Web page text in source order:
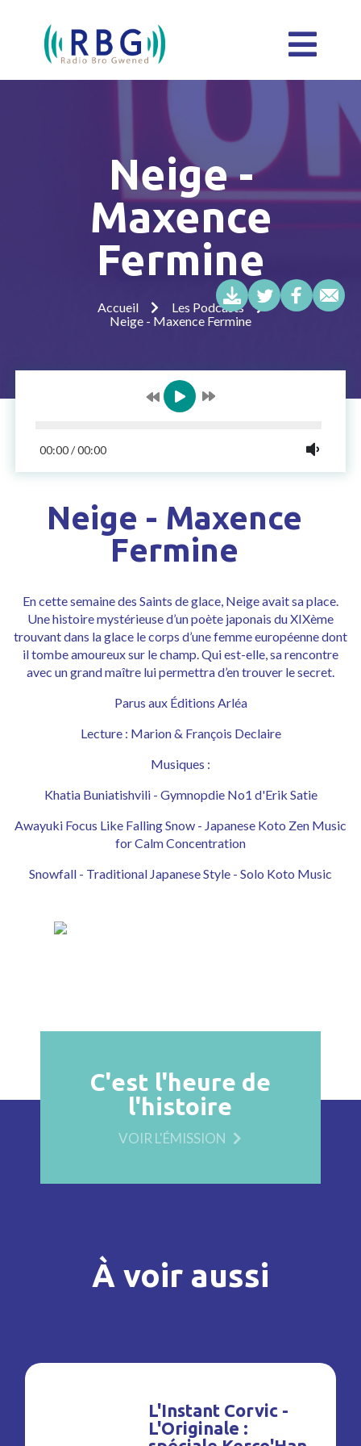
Neige -
Maxence
Fermine
Accueil
Les Podcasts
Neige - Maxence Fermine
00:00/00:00
Neige - Maxence
Fermine
En cette semaine des Saints de glace, Neigeavait sa place.
Une histoire mystérieuse d’un poète japonais du XIXème
trouvant dans la glace le corps d’une femme européenne dont
il tombe amoureux sur le champ. Qui est-elle, sa rencontre
avec un grand maître lui permettra d’en trouver le secret.
Parus aux Éditions Arléa
Lecture : Marion & François Declaire
Musiques :
Khatia Buniatishvili - Gymnopdie No1 d'Erik Satie
Awayuki Focus Like Falling Snow - Japanese Koto Zen Music
for Calm Concentration
Snowfall - Traditional Japanese Style - Solo Koto Music
C'est l'heure de
l'histoire
VOIR L'ÉMISSION
À voir aussi
L'Instant Corvic -
L'Originale :